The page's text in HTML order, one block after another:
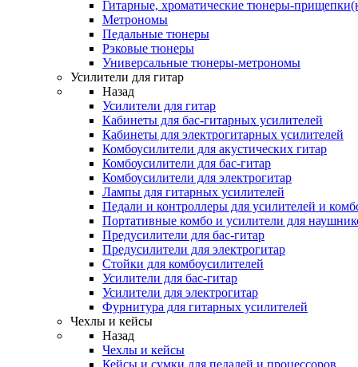
Гитарные, хроматические тюнеры-
Метрономы
Педальные тюнеры
Рэковые тюнеры
Универсальные тюнеры-метрономы
Усилители для гитар
Назад
Усилители для гитар
Кабинеты для бас-гитарных усилителей
Кабинеты для электрогитарных усилителей
Комбоусилители для акустических гитар
Комбоусилители для бас-гитар
Комбоусилители для электрогитар
Лампы для гитарных усилителей
Педали и контроллеры для усилителей и
Портативные комбо и усилители для
Предусилители для бас-гитар
Предусилители для электрогитар
Стойки для комбоусилителей
Усилители для бас-гитар
Усилители для электрогитар
Фурнитура для гитарных усилителей
Чехлы и кейсы
Назад
Чехлы и кейсы
Кейсы и сумки для педалей и процессоров